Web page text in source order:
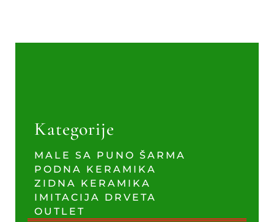
Kategorije
MALE SA PUNO ŠARMA
PODNA KERAMIKA
ZIDNA KERAMIKA
IMITACIJA DRVETA
OUTLET